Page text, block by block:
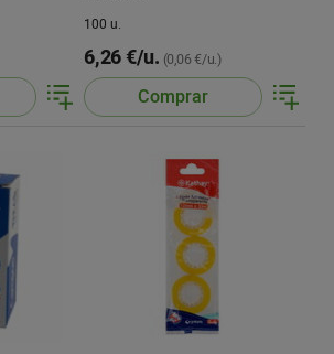
100 u.
6,26 €/u. (0,06 €/u.)
Comprar